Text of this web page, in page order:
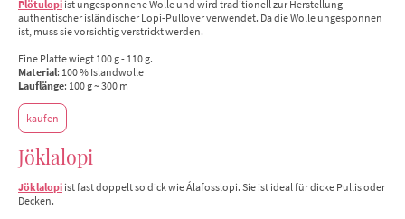
Plötulopi ist ungesponnene Wolle und wird traditionell zur Herstellung
authentischer isländischer Lopi-Pullover verwendet. Da die Wolle ungesponnen
ist, muss sie vorsichtig verstrickt werden.
Eine Platte wiegt 100 g - 110 g.
Material: 100 % Islandwolle
Lauflänge: 100 g ~ 300 m
Jöklalopi
kaufen
Jöklalopi ist fast doppelt so dick wie Álafosslopi. Sie ist ideal für dicke Pullis oder
Decken.